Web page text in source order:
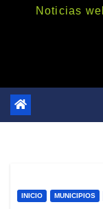
Noticias
INICIO MUNICIPIOS